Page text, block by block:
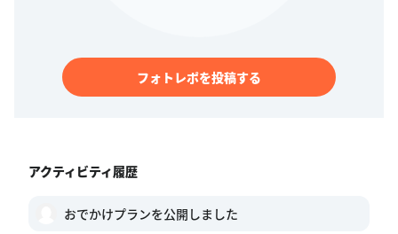
フォトレポを投稿する
アクティビティ履歴
おでかけプランを公開しました